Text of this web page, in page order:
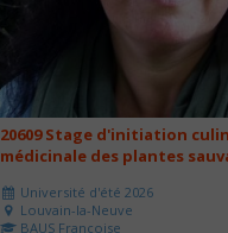
20609 Stage d'initiation
médicinale des plantes
Université d'été 2026
Louvain-la-Neuve
BAUS Françoise